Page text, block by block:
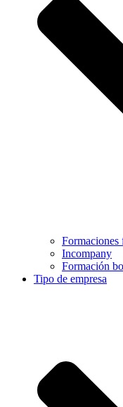
Formaciones
Incompany
Formación
Tipo de empresa